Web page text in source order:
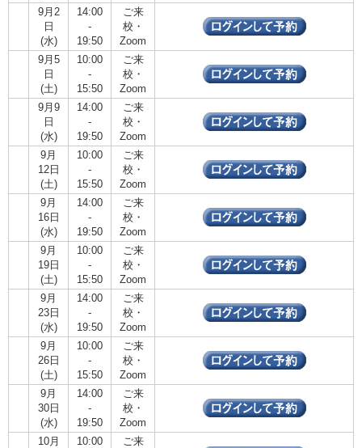
9月2
日
(水)
14:00
-
19:50
ご来
校・
Zoom
9月5
日
(土)
10:00
-
15:50
ご来
校・
Zoom
9月9
日
(水)
14:00
-
19:50
ご来
校・
Zoom
9月
12日
(土)
10:00
-
15:50
ご来
校・
Zoom
9月
16日
(水)
14:00
-
19:50
ご来
校・
Zoom
9月
19日
(土)
10:00
-
15:50
ご来
校・
Zoom
9月
23日
(水)
14:00
-
19:50
ご来
校・
Zoom
9月
26日
(土)
10:00
-
15:50
ご来
校・
Zoom
9月
30日
(水)
14:00
-
19:50
ご来
校・
Zoom
10月
10:00
ご来